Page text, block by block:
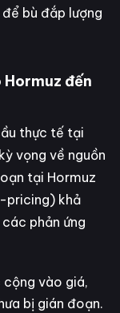
bù đắp lượng
đến
thực tế tại
vọng về nguồn
tại Hormuz
pricing) khả
phản ứng
cộng vào giá,
bị gián đoạn.